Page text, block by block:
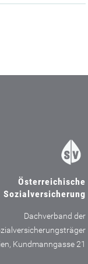
Österreichische
Sozialversicherung
Dachverband der
Kundmanngasse 21